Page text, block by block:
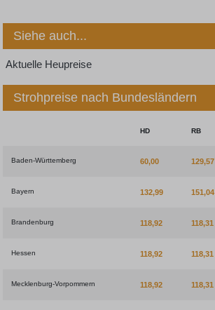
Siehe auch...
Aktuelle Heupreise
Strohpreise nach Bundesländern
HD RB
Baden-Württemberg 60,00 129,57
Bayern 132,99 151,04
Brandenburg 118,92 118,31
Hessen 118,92 118,31
Mecklenburg-Vorpommern 118,92 118,31